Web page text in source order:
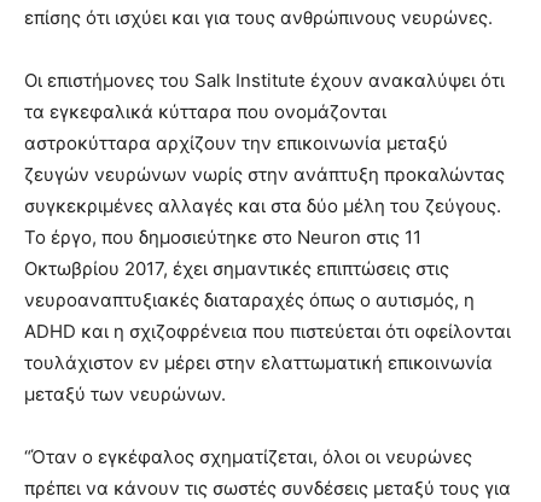
επίσης ότι ισχύει και για τους ανθρώπινους νευρώνες.
Οι επιστήμονες του Salk Institute έχουν ανακαλύψει ότι
τα εγκεφαλικά κύτταρα που ονομάζονται
αστροκύτταρα αρχίζουν την επικοινωνία μεταξύ
ζευγών νευρώνων νωρίς στην ανάπτυξη προκαλώντας
συγκεκριμένες αλλαγές και στα δύο μέλη του ζεύγους.
Το έργο, που δημοσιεύτηκε στο Neuron στις 11
Οκτωβρίου 2017, έχει σημαντικές επιπτώσεις στις
νευροαναπτυξιακές διαταραχές όπως ο αυτισμός, η
ADHD και η σχιζοφρένεια που πιστεύεται ότι οφείλονται
τουλάχιστον εν μέρει στην ελαττωματική επικοινωνία
μεταξύ των νευρώνων.
“Όταν ο εγκέφαλος σχηματίζεται, όλοι οι νευρώνες
πρέπει να κάνουν τις σωστές συνδέσεις μεταξύ τους για